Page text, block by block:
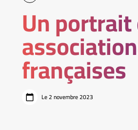
Un
françaises
Le 2 novembre 2023